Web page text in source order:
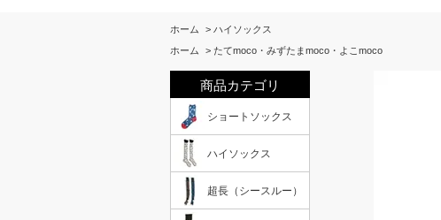
ホーム > ハイソックス
ホーム
> たてmoco・みずたまmoco・よこmoco
商品カテゴリ
ショートソックス
ハイソックス
超長（シースルー）